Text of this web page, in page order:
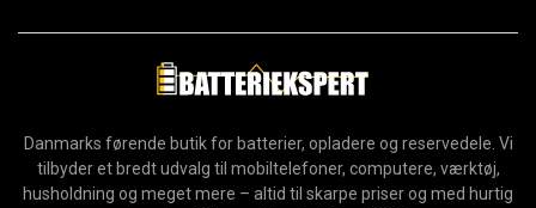
Danmarks førende butik for batterier, opladere og reservedele. Vi
tilbyder et bredt udvalg til mobiltelefoner, computere, værktøj,
husholdning og meget mere – altid til skarpe priser og med hurtig